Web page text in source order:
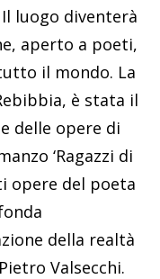
luogo diventerà
aperto a poeti,
il mondo. La
è stata il
delle opere di
‘Ragazzi di
opere del poeta
della realtà
Valsecchi.